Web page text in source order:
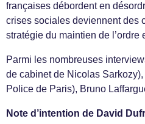
françaises débordent en
crises sociales deviennent des
stratégie du maintien de l’ordre
Parmi les nombreuses
de cabinet de Nicolas
Police de Paris), Bruno
Note d’intention de David